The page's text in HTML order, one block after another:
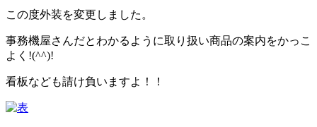
この度外装を変更しました。
事務機屋さんだとわかるように取り扱い商品の案内をかっこ
よく!(^^)!
看板なども請け負いますよ！！